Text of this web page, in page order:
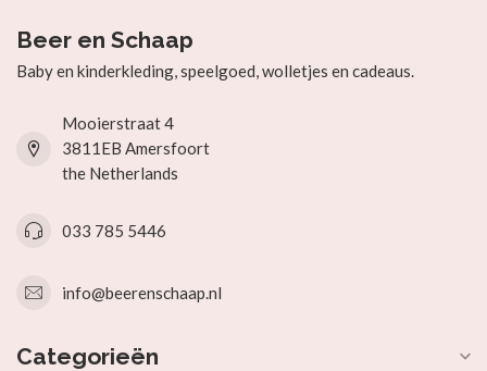
Beer en Schaap
Baby en kinderkleding, speelgoed, wolletjes en cadeaus.
Mooierstraat 4
3811EB Amersfoort
the Netherlands
033 785 5446
info@beerenschaap.nl
Categorieën